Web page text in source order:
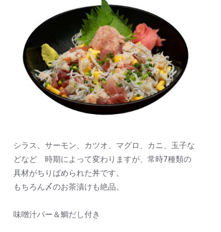
シラス、サーモン、カツオ、マグロ、カニ、玉子な
どなど 時期によって変わりますが、常時7種類の
具材がちりばめられた丼です。
もちろん〆のお茶漬けも絶品。
味噌汁バー＆鯛だし付き